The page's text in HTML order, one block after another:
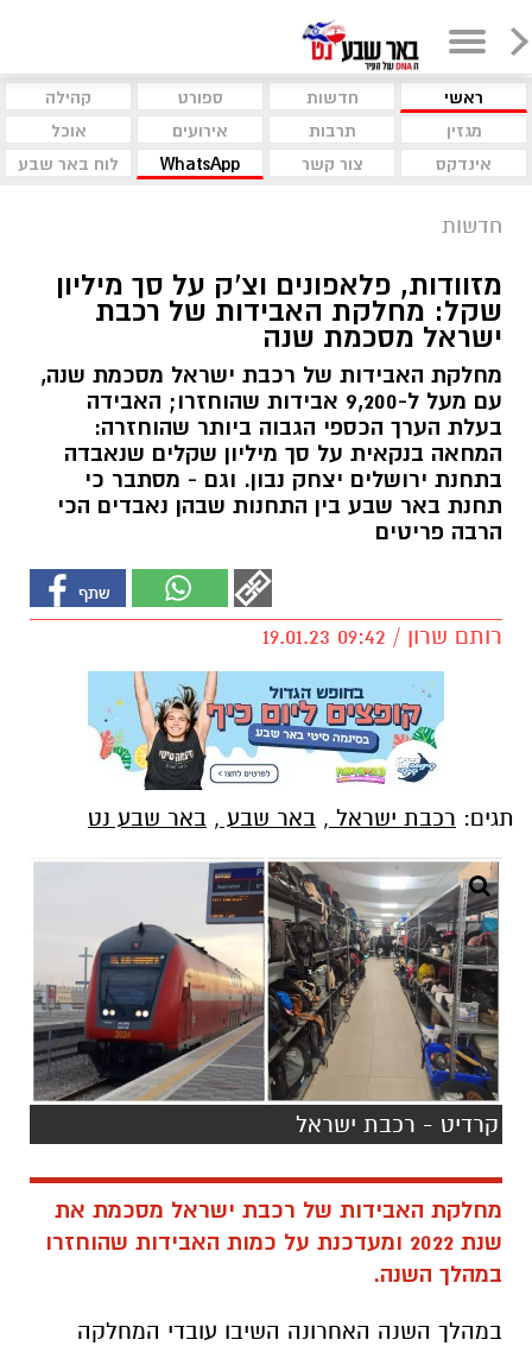
ראשי חדשות ספורט
קהילה
מגזין
תרבות אירועים
אוכל
אינדקס
צור קשר WhatsApp לוח באר שבע
חדשות
מזוודות, פלאפונים וצ'ק על סך מיליון
שקל: מחלקת האבידות של רכבת
ישראל מסכמת שנה
מחלקת האבידות של רכבת ישראל מסכמת שנה,
עם מעל ל-9,200 אבידות שהוחזרו; האבידה
בעלת הערך הכספי הגבוה ביותר שהוחזרה:
המחאה בנקאית על סך מיליון שקלים שנאבדה
בתחנת ירושלים יצחק נבון. וגם - מסתבר כי
תחנת באר שבע בין התחנות שבהן נאבדים הכי
הרבה פריטים
רותם שרון / 09:42 19.01.23
תגים: רכבת ישראל , באר שבע , באר שבע נט
קרדיט - רכבת ישראל
מחלקת האבידות של רכבת ישראל מסכמת את
שנת 2022 ומעדכנת על כמות האבידות שהוחזרו
במהלך השנה.
במהלך השנה האחרונה השיבו עובדי המחלקה